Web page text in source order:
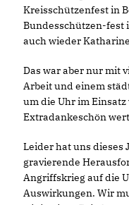
Kreisschützenfest in
Bundesschützen-fest
auch wieder
Das war aber nur mit
Arbeit und einem
um die Uhr im
Extradankeschön
Leider hat uns dieses
gravierende
Angriffskrieg auf die
Auswirkungen. Wir